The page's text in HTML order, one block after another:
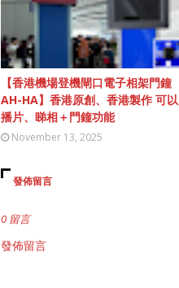
【香港機場登機閘口電子相架門鐘
AH-HA】香港原創、香港製作 可以
播片、睇相＋門鐘功能
November 13, 2025
發佈留言
0 留言
發佈留言